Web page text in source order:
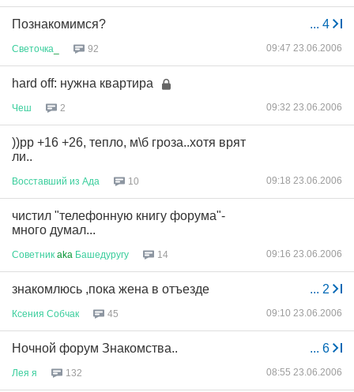
... 4
Познакомимся?
Светочка 92 09:47 23.06.2006
hard off: нужна квартира
Чеш 2 09:32 23.06.2006
))рр +16 +26, тепло, м\б гроза..хотя врят
ли..
Восставший из Ада 10 09:18 23.06.2006
чистил "телефонную книгу форума"-
много думал...
Советник aka Башедуругу 14 09:16 23.06.2006
... 2
знакомлюсь ,пока жена в отъезде
Ксения Собчак 45 09:10 23.06.2006
... 6
Ночной форум Знакомства..
Лея я 132 08:55 23.06.2006